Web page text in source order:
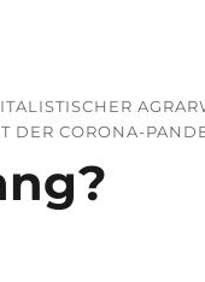
DER CORONA-